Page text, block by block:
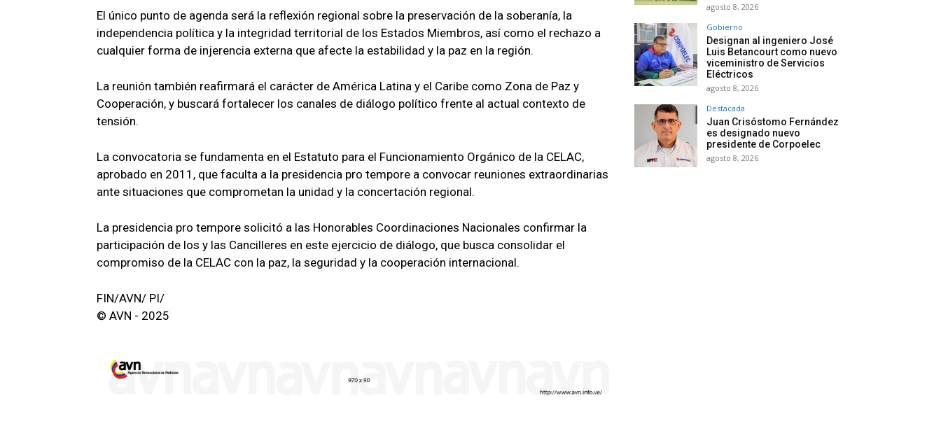
El único punto de agenda será la reflexión regional sobre la preservación de la soberanía, la
independencia política y la integridad territorial de los Estados Miembros, así como el rechazo a
cualquier forma de injerencia externa que afecte la estabilidad y la paz en la región.
La reunión también reafirmará el carácter de América Latina y el Caribe como Zona de Paz y
Cooperación, y buscará fortalecer los canales de diálogo político frente al actual contexto de
tensión.
La convocatoria se fundamenta en el Estatuto para el Funcionamiento Orgánico de la CELAC,
aprobado en 2011, que faculta a la presidencia pro tempore a convocar reuniones extraordinarias
ante situaciones que comprometan la unidad y la concertación regional.
La presidencia pro tempore solicitó a las Honorables Coordinaciones Nacionales confirmar la
participación de los y las Cancilleres en este ejercicio de diálogo, que busca consolidar el
compromiso de la CELAC con la paz, la seguridad y la cooperación internacional.
FIN/AVN/ PI/
© AVN - 2025
agosto 8, 2026
Gobierno
Designan al ingeniero José
Luis Betancourt como nuevo
viceministro de Servicios
Eléctricos
agosto 8, 2026
Destacada
Juan Crisóstomo Fernández
es designado nuevo
presidente de Corpoelec
agosto 8, 2026